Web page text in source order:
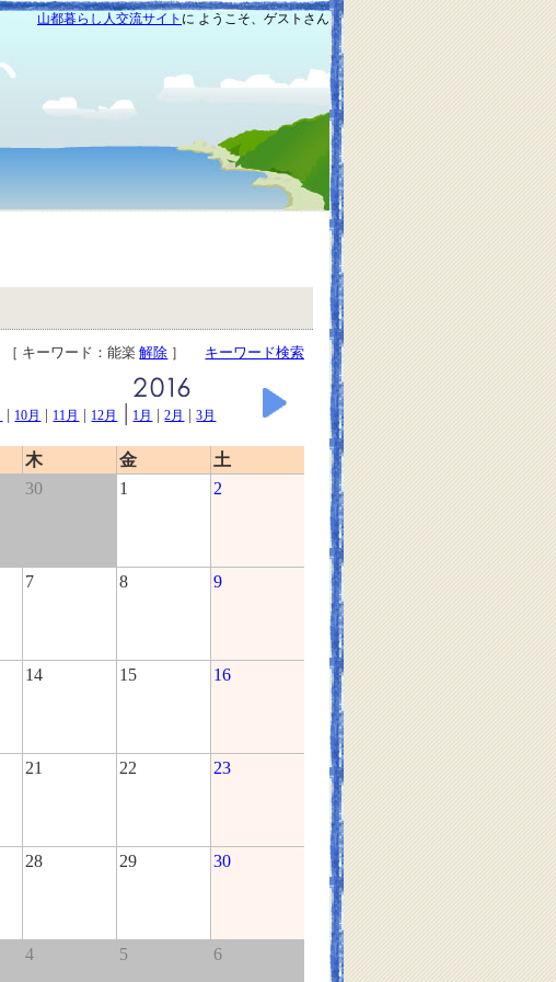
山都暮らし人交流サイト に ようこそ、ゲストさん
［ キーワード：能楽解除 ］ キーワード検索
| 10月 | 11月 | 12月 | 1月 |2月 |3月
木 金
土
30 1 2
7 8 9
14 15 16
21 22 23
28 29 30
4 5 6